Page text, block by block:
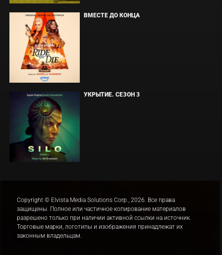
ВМЕСТЕ ДО КОНЦА
УКРЫТИЕ. СЕЗОН 3
Copyright © Elvista Media Solutions Corp., 2026. Все права
защищены. Полное или частичное копирование материалов
разрешено только при наличии активной ссылки на источник.
Торговые марки, логотипы и изображения принадлежат их
законным владельцам.